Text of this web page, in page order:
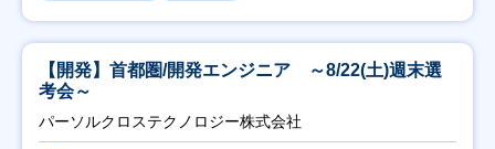
【開発】首都圏/開発エンジニア ～8/22(土)週末選
考会～
パーソルクロステクノロジー株式会社